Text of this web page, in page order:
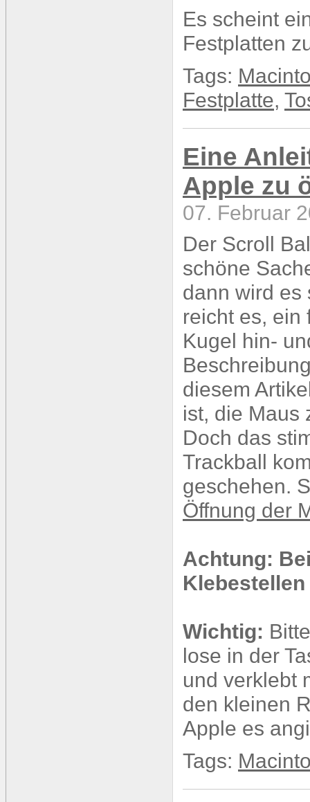
Es scheint
Festplatten
Tags:
Festplatte,
Eine
Apple zu
07. Februar
Der Scroll
schöne
dann wird es
reicht es, ein
Kugel hin-
diesem
ist, die Maus
Doch das
Trackball
geschehen.
Öffnung der
Achtung:
Wichtig:
lose in der
und verklebt
den kleinen
Apple es
Tags: